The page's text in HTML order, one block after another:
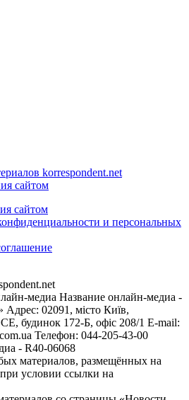
korrespondent.net
сайтом
сайтом
и персональных
медиа Название онлайн-медиа -
Адрес: 02091, місто Київ,
172-Б, офіс 208/1 E-mail:
Телефон: 044-205-43-00
- R40-06068
материалов, размещённых на
при условии ссылки на